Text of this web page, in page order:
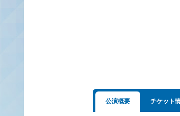
公演概要 チケット